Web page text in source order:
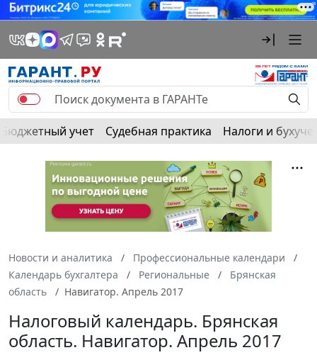
Бюджетный учет Судебная практика Налоги и
Новости и аналитика
Профессиональные календари
Календарь бухгалтера
Региональные
Брянская
область
Навигатор. Апрель 2017
Налоговый календарь. Брянская
область. Навигатор. Апрель 2017